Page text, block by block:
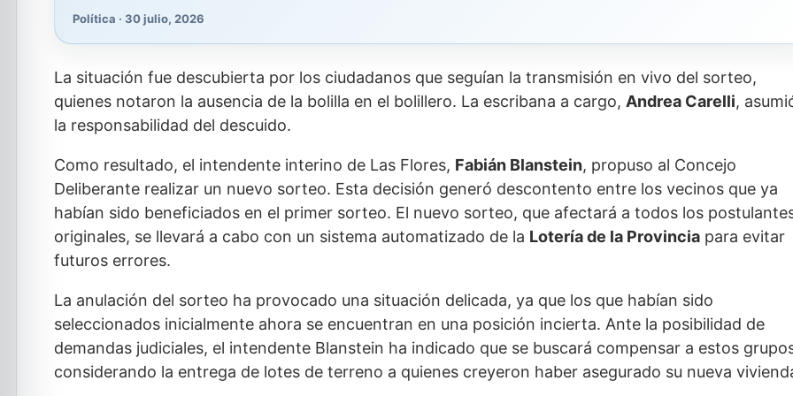
Política · 30 julio, 2026
La situación fue descubierta por los ciudadanos que seguían la transmisión en vivo del sorteo,
quienes notaron la ausencia de la bolilla en el bolillero. La escribana a cargo, Andrea Carelli,
la responsabilidad del descuido.
Como resultado, el intendente interino de Las Flores, Fabián Blanstein, propuso al Concejo
Deliberante realizar un nuevo sorteo. Esta decisión generó descontento entre los vecinos que ya
habían sido beneficiados en el primer sorteo. El nuevo sorteo, que afectará a todos los
originales, se llevará a cabo con un sistema automatizado de la Lotería de la Provincia para evitar
futuros errores.
La anulación del sorteo ha provocado una situación delicada, ya que los que habían sido
seleccionados inicialmente ahora se encuentran en una posición incierta. Ante la posibilidad de
demandas judiciales, el intendente Blanstein ha indicado que se buscará compensar a estos
considerando la entrega de lotes de terreno a quienes creyeron haber asegurado su nueva